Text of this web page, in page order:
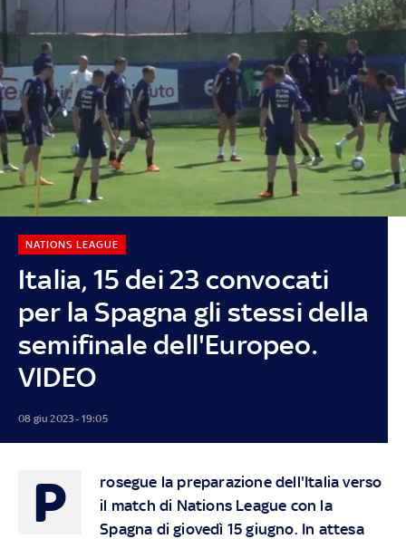
Italia, 15 dei 23 convocati
per la Spagna gli stessi della
semifinale dell'Europeo.
VIDEO
NATIONS LEAGUE
08 giu 2023 - 19:05
P
rosegue la preparazione dell'Italia verso
il match di Nations League con la
Spagna di giovedì 15 giugno. In attesa